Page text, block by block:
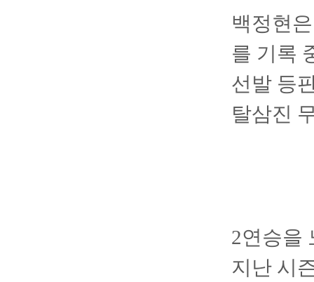
백정현
를 기록
선발 등
탈삼진
2연승을
지난 시